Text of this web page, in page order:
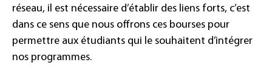
réseau, il est nécessaire d’établir des liens forts, c’est
dans ce sens que nous offrons ces bourses pour
permettre aux étudiants qui le souhaitent d’intégrer
nos programmes.